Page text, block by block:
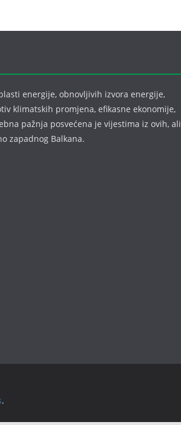
energije, obnovljivih izvora energije,
klimatskih promjena, efikasne ekonomije,
pažnja posvećena je vijestima iz ovih, ali
zapadnog Balkana.
.